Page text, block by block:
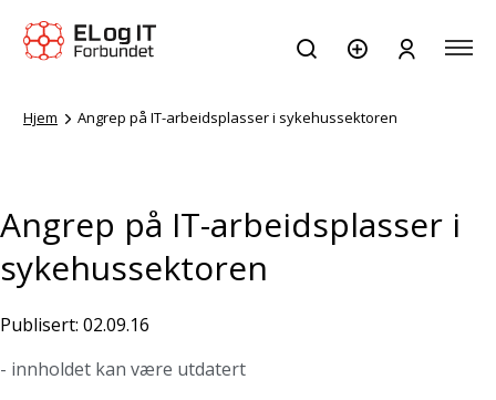
Hjem Angrep på IT-arbeidsplasser i sykehussektoren
Angrep på IT-arbeidsplasser i
sykehussektoren
Publisert: 02.09.16
- innholdet kan være utdatert